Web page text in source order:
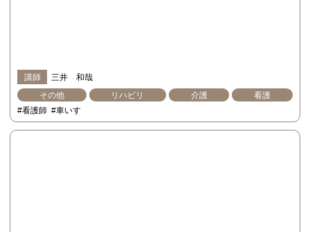
講師
三井 和哉
その他
リハビリ 介護
看護
#看護師 #車いす